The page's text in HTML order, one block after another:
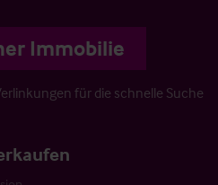
Immobilie
für die schnelle Suche